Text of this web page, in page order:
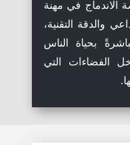
الاندماج في مهنة
والدقة التقنية،
بحياة الناس
الفضاءات التي